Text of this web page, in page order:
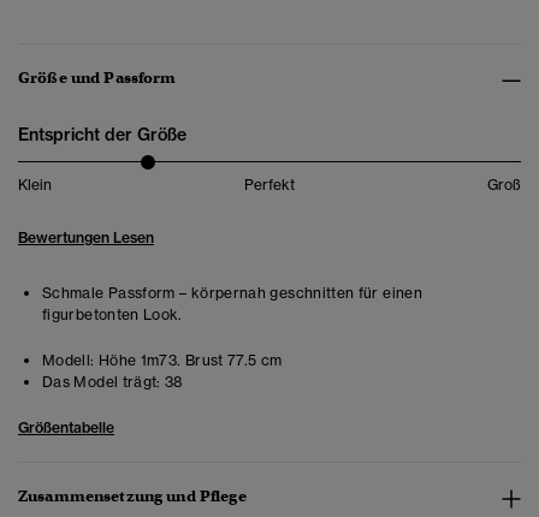
Größe und Passform
Entspricht der Größe
Klein Perfekt Groß
Bewertungen Lesen
Schmale Passform – körpernah geschnitten für einen
figurbetonten Look.
Modell: Höhe 1m73. Brust 77.5 cm
Das Model trägt: 38
Größentabelle
Zusammensetzung und Pflege